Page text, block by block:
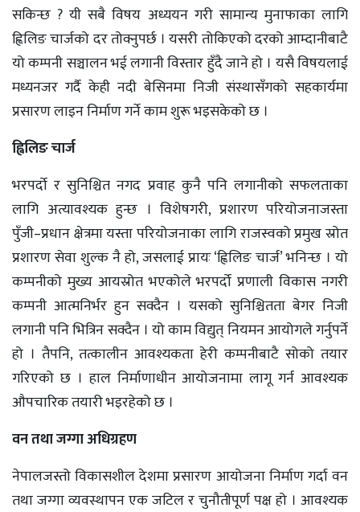
सकिन्छ ? यी सबै विषय अध्ययन गरी सामान्य मुनाफाका लागि
ह्विलिङ चार्जको दर तोक्नुपर्छ । यसरी तोकिएको दरको आम्दानीबाटै
यो कम्पनी सञ्चालन भई लगानी विस्तार हुँदै जाने हो । यसै विषयलाई
मध्यनजर गर्दै केही नदी बेसिनमा निजी संस्थासँगको सहकार्यमा
प्रसारण लाइन निर्माण गर्ने काम शुरू भइसकेको छ ।
ह्विलिङ चार्ज
भरपर्दो र सुनिश्चित नगद प्रवाह कुनै पनि लगानीको सफलताका
लागि अत्यावश्यक हुन्छ । विशेषगरी, प्रशारण परियोजनाजस्ता
पुँजी–प्रधान क्षेत्रमा यस्ता परियोजनाका लागि राजस्वको प्रमुख स्रोत
प्रशारण सेवा शुल्क नै हो, जसलाई प्रायः ‘ह्विलिङ चार्ज’ भनिन्छ । यो
कम्पनीको मुख्य आयस्रोत भएकोले भरपर्दो प्रणाली विकास नगरी
कम्पनी आत्मनिर्भर हुन सक्दैन । यसको सुनिश्चितता बेगर निजी
लगानी पनि भित्रिन सक्दैन । यो काम विद्युत् नियमन आयोगले गर्नुपर्ने
हो । तैपनि, तत्कालीन आवश्यकता हेरी कम्पनीबाटै सोको तयार
गरिएको छ । हाल निर्माणाधीन आयोजनामा लागू गर्न आवश्यक
औपचारिक तयारी भइरहेको छ ।
वन तथा जग्गा अधिग्रहण
नेपालजस्तो विकासशील देशमा प्रसारण आयोजना निर्माण गर्दा वन
तथा जग्गा व्यवस्थापन एक जटिल र चुनौतीपूर्ण पक्ष हो । आवश्यक